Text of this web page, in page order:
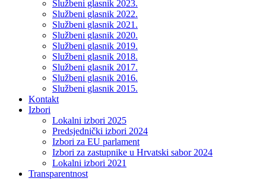
Službeni glasnik 2023.
Službeni glasnik 2022.
Službeni glasnik 2021.
Službeni glasnik 2020.
Službeni glasnik 2019.
Službeni glasnik 2018.
Službeni glasnik 2017.
Službeni glasnik 2016.
Službeni glasnik 2015.
Kontakt
Izbori
Lokalni izbori 2025
Predsjednički izbori 2024
Izbori za EU parlament
Izbori za zastupnike u Hrvatski sabor 2024
Lokalni izbori 2021
Transparentnost